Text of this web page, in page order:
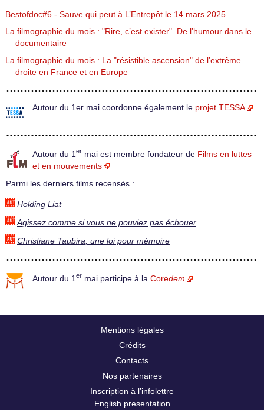
Bestofdoc#6 - Sauve qui peut à L’Entrepôt le 14 mars 2025
La filmographie du mois : "Rire, c’est exister". De l’humour dans le
documentaire
La filmographie du mois : La "résistible ascension" de l’extrême
droite en France et en Europe
Autour du 1er mai coordonne également le projet TESSA
Autour du 1 er mai est membre fondateur de Films en luttes
et en mouvements
Parmi les derniers films recensés :
Holding Liat
Agissez comme si vous ne pouviez pas échouer
Christiane Taubira, une loi pour mémoire
Autour du 1 er mai participe à la Coredem
Mentions légales
Crédits
Contacts
Nos partenaires
Inscription à l’infolettre
English presentation